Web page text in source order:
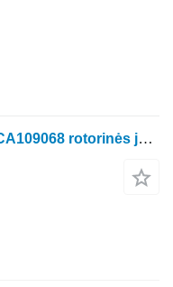
Tvirtinimo elementai Skrobak LCA109068 rotorinės javapjovės Kemper Plus 345, 360, 375